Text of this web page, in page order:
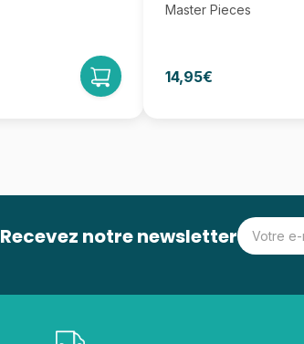
Master Pieces
14,95€
Recevez notre newsletter